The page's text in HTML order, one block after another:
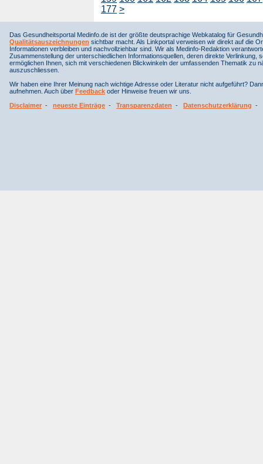
177 >
Das Gesundheitsportal Medinfo.de ist der größte deutsprachige Webkatalog für
Qualitätsauszeichnungen sichtbar macht. Als Linkportal verweisen wir direkt auf die
Informationen verbleiben und nachvollziehbar sind. Wir als Medinfo-Redaktion
Zusammenstellung der unterschiedlichen Informationsquellen, deren direkte
ermöglichen Ihnen, sich mit verschiedenen Blickwinkeln der umfassenden Thematik
auszuschliessen.
Wir haben eine Ihrer Meinung nach wichtige Adresse oder Literatur nicht aufgeführt?
aufnehmen. Auch über Feedback oder Hinweise freuen wir uns.
Disclaimer - neueste Einträge - Transparenzdaten - Datenschutzerklärung -